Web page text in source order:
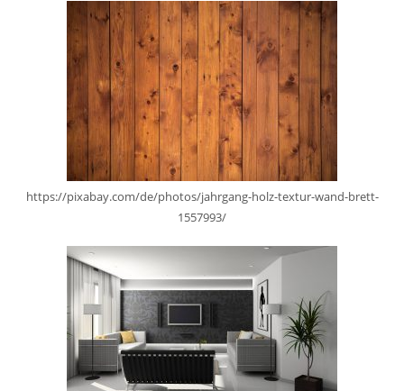
https://pixabay.com/de/photos/jahrgang-holz-textur-wand-brett-
1557993/